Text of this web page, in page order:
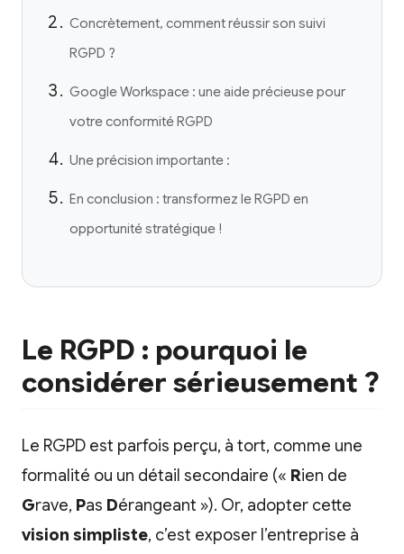
Concrètement, comment réussir son suivi
RGPD ?
Google Workspace : une aide précieuse pour
votre conformité RGPD
Une précision importante :
En conclusion : transformez le RGPD en
opportunité stratégique !
Le RGPD : pourquoi le
considérer sérieusement ?
Le RGPD est parfois perçu, à tort, comme une
formalité ou un détail secondaire (« Rien de
Grave, Pas Dérangeant »). Or, adopter cette
vision simpliste, c’est exposer l’entreprise à